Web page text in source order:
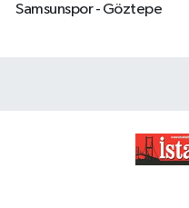
Samsunspor - Göztepe